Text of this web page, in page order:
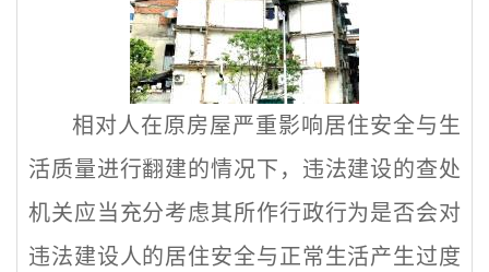
相对人在原房屋严重影响居住安全与生
活质量进行翻建的情况下，违法建设的查处
机关应当充分考虑其所作行政行为是否会对
违法建设人的居住安全与正常生活产生过度